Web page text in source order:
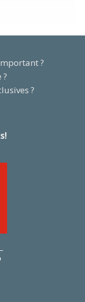
?
?